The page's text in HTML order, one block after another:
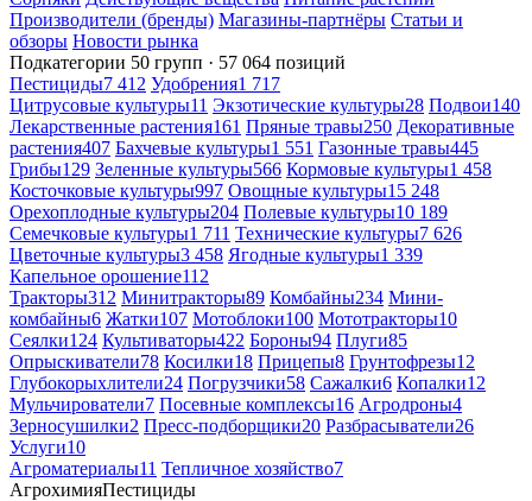
Производители (бренды) Магазины-партнёры Статьи и
обзоры Новости рынка
Подкатегории 50 групп · 57 064 позиций
Пестициды7 412 Удобрения1 717
Цитрусовые культуры11 Экзотические культуры28 Подвои140
Лекарственные растения161 Пряные травы250 Декоративные
растения407 Бахчевые культуры1 551 Газонные травы445
Грибы129 Зеленные культуры566 Кормовые культуры1 458
Косточковые культуры997 Овощные культуры15 248
Орехоплодные культуры204 Полевые культуры10 189
Семечковые культуры1 711 Технические культуры7 626
Цветочные культуры3 458 Ягодные культуры1 339
Капельное орошение112
Тракторы312 Минитракторы89 Комбайны234 Мини-
комбайны6 Жатки107 Мотоблоки100 Мототракторы10
Сеялки124 Культиваторы422 Бороны94 Плуги85
Опрыскиватели78 Косилки18 Прицепы8 Грунтофрезы12
Глубокорыхлители24 Погрузчики58 Сажалки6 Копалки12
Мульчирователи7 Посевные комплексы16 Агродроны4
Зерносушилки2 Пресс-подборщики20 Разбрасыватели26
Услуги10
Агроматериалы11 Тепличное хозяйство7
АгрохимияПестициды